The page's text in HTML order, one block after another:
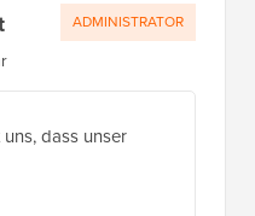
dass unser
ADMINISTRATOR